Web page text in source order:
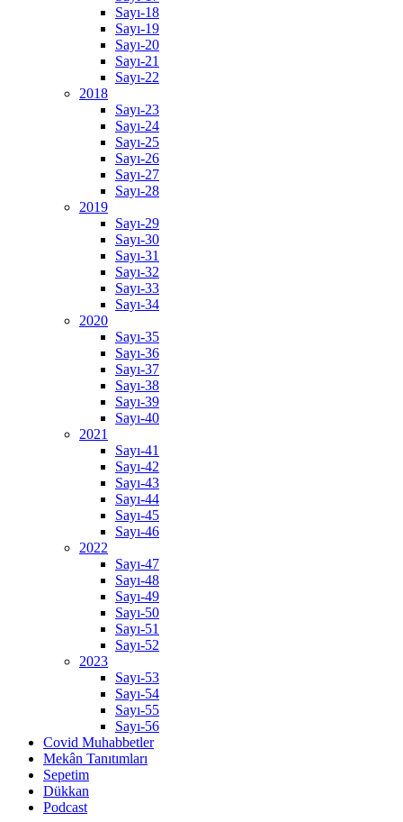
Sayı-18
Sayı-19
Sayı-20
Sayı-21
Sayı-22
2018
Sayı-23
Sayı-24
Sayı-25
Sayı-26
Sayı-27
Sayı-28
2019
Sayı-29
Sayı-30
Sayı-31
Sayı-32
Sayı-33
Sayı-34
2020
Sayı-35
Sayı-36
Sayı-37
Sayı-38
Sayı-39
Sayı-40
2021
Sayı-41
Sayı-42
Sayı-43
Sayı-44
Sayı-45
Sayı-46
2022
Sayı-47
Sayı-48
Sayı-49
Sayı-50
Sayı-51
Sayı-52
2023
Sayı-53
Sayı-54
Sayı-55
Sayı-56
Covid Muhabbetler
Mekân Tanıtımları
Sepetim
Dükkan
Podcast